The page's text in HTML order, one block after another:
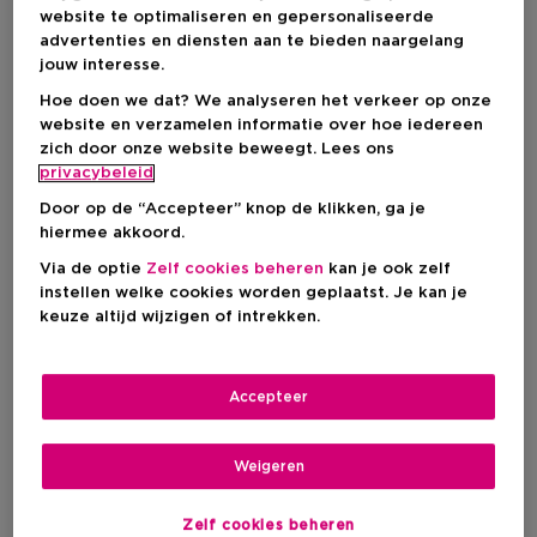
2 1
Accessoires
Accessoires
Kwartsroller Voor Het
Lichaam
website te optimaliseren en gepersonaliseerde
advertenties en diensten aan te bieden naargelang
jouw interesse.
Hoe doen we dat? We analyseren het verkeer op onze
website en verzamelen informatie over hoe iedereen
zich door onze website beweegt. Lees ons
privacybeleid
Door op de “Accepteer” knop de klikken, ga je
hiermee akkoord.
Via de optie Zelf cookies beheren kan je ook zelf
instellen welke cookies worden geplaatst. Je kan je
keuze altijd wijzigen of intrekken.
Zelf cookies beheren
Weigeren
Accepteer